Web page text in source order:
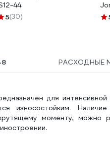
44
5(30)
РАСХОДНЫЕ
для
износостойким.
моменту, можно